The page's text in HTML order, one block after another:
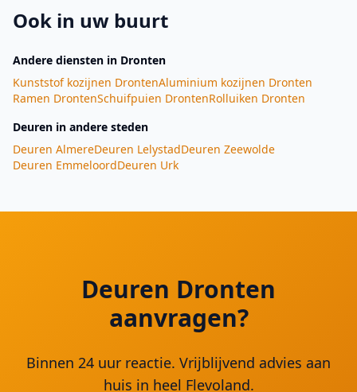
Ook in uw buurt
Andere diensten in Dronten
Kunststof kozijnen DrontenAluminium kozijnen Dronten
Ramen DrontenSchuifpuien DrontenRolluiken Dronten
Deuren in andere steden
Deuren AlmereDeuren LelystadDeuren Zeewolde
Deuren EmmeloordDeuren Urk
Deuren Dronten
aanvragen?
Binnen 24 uur reactie. Vrijblijvend advies aan
huis in heel Flevoland.